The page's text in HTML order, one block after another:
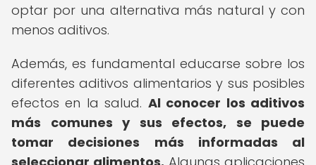
optar por una alternativa más natural y con
menos aditivos.
Además, es fundamental educarse sobre los
diferentes aditivos alimentarios y sus posibles
efectos en la salud. Al conocer los aditivos
más comunes y sus efectos, se puede
tomar decisiones más informadas al